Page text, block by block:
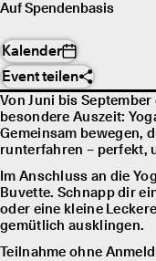
Auf Spendenbasis
Kalender
Event teilen
Von Juni bis
besondere Auszeit:
Gemeinsam bewegen,
runterfahren – perfekt,
Im Anschluss an die
Buvette. Schnapp dir
oder eine kleine
gemütlich ausklingen.
Teilnahme ohne